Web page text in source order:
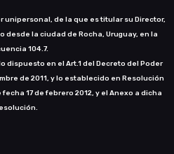
unipersonal, de la que es titular su Director,
desde la ciudad de Rocha, Uruguay, en la
104.7.
dispuesto en el Art.1 del Decreto del Poder
de 2011, y lo establecido en Resolución
fecha 17 de febrero 2012, y el Anexo a dicha